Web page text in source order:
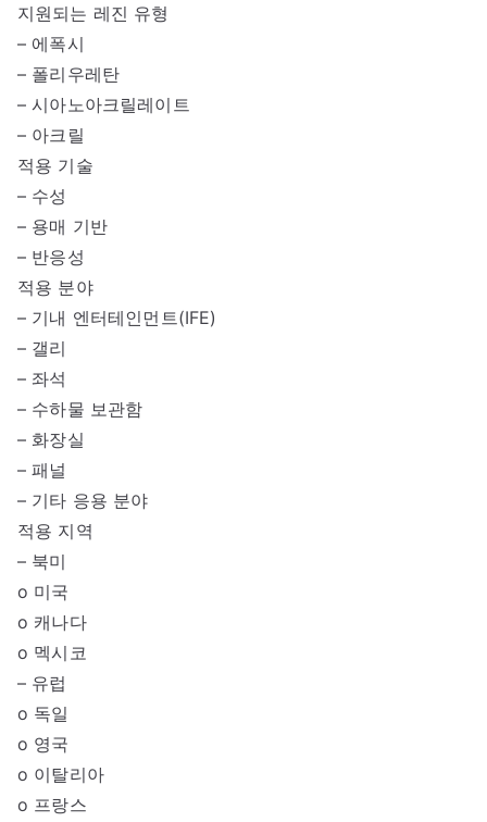
지원되는 레진 유형
– 에폭시
– 폴리우레탄
– 시아노아크릴레이트
– 아크릴
적용 기술
– 수성
– 용매 기반
– 반응성
적용 분야
– 기내 엔터테인먼트(IFE)
– 갤리
– 좌석
– 수하물 보관함
– 화장실
– 패널
– 기타 응용 분야
적용 지역
– 북미
o 미국
o 캐나다
o 멕시코
– 유럽
o 독일
o 영국
o 이탈리아
o 프랑스